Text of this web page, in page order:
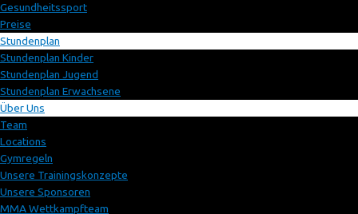
Gesundheitssport
Preise
Stundenplan
Stundenplan Kinder
Stundenplan Jugend
Stundenplan Erwachsene
Über Uns
Team
Locations
Gymregeln
Unsere Trainingskonzepte
Unsere Sponsoren
MMA Wettkampfteam